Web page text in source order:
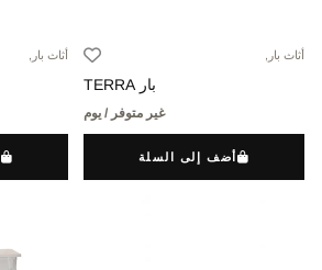
أثاث بار,
بار TERRA
غير متوفر / يوم
أضف إلى السلة
أثاث بار,